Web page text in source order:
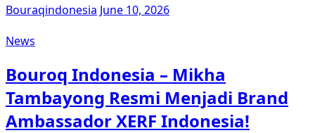
Bouraqindonesia June 10, 2026
News
Bouroq Indonesia – Mikha
Tambayong Resmi Menjadi Brand
Ambassador XERF Indonesia!